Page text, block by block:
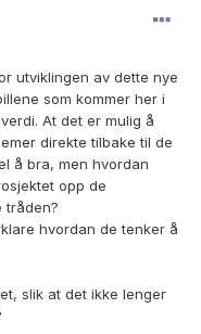
utviklingen av dette nye
som kommer her i
At det er mulig å
direkte tilbake til de
å bra, men hvordan
opp de
tråden?
hvordan de tenker å
slik at det ikke lenger